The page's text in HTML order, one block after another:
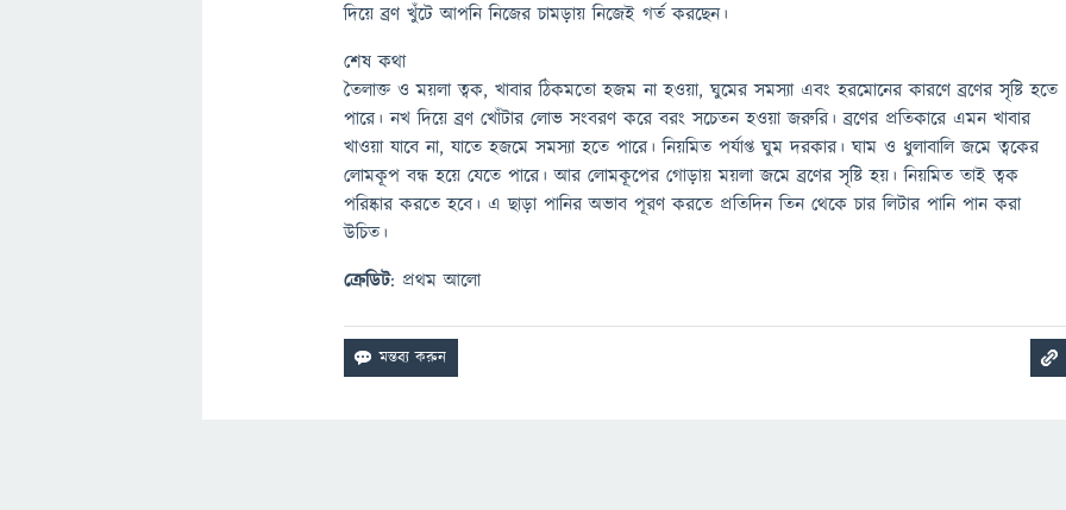
দিয়ে ব্রণ খুঁটে আপনি নিজের চামড়ায় নিজেই গর্ত করছেন।
শেষ কথা
তৈলাক্ত ও ময়লা ত্বক, খাবার ঠিকমতো হজম না হওয়া, ঘুমের সমস্যা এবং হরমোনের কারণে ব্রণের সৃষ্টি হতে
পারে। নখ দিয়ে ব্রণ খোঁটার লোভ সংবরণ করে বরং সচেতন হওয়া জরুরি। ব্রণের প্রতিকারে এমন খাবার
খাওয়া যাবে না, যাতে হজমে সমস্যা হতে পারে। নিয়মিত পর্যাপ্ত ঘুম দরকার। ঘাম ও ধুলাবালি জমে ত্বকের
লোমকূপ বন্ধ হয়ে যেতে পারে। আর লোমকূপের গোড়ায় ময়লা জমে ব্রণের সৃষ্টি হয়। নিয়মিত তাই ত্বক
পরিষ্কার করতে হবে। এ ছাড়া পানির অভাব পূরণ করতে প্রতিদিন তিন থেকে চার লিটার পানি পান করা
উচিত।
ক্রেডিট: প্রথম আলো